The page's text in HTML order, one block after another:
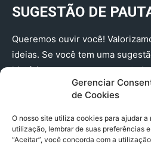
Gerenciar
de Cookies
O nosso site utiliza cookies para ajudar
utilização, lembrar de suas preferências
“Aceitar”, você concorda com a
SUGESTÃO DE
Queremos ouvir você!
ideias. Se você tem uma
história que merece ser
(91) 98224 - 3111